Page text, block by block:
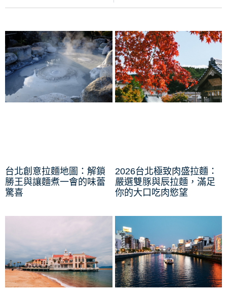
台北創意拉麵地圖：解鎖
勝王與讓麵煮一會的味蕾
驚喜
2026台北極致肉盛拉麵：
嚴選雙豚與辰拉麵，滿足
你的大口吃肉慾望